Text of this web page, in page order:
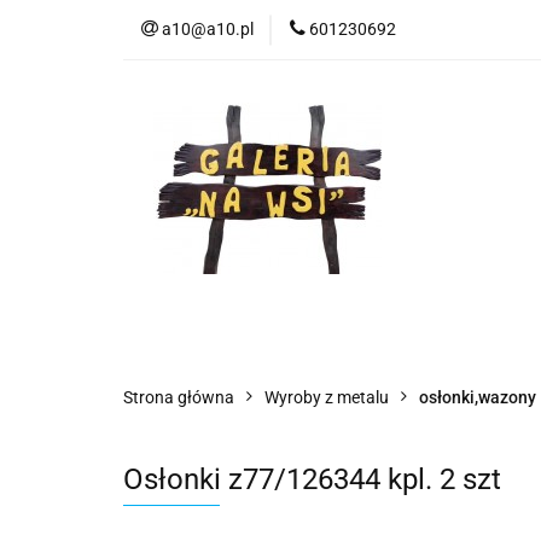
a10@a10.pl 601230692
Strona główna Wyroby z metalu osłonki,wazony
Osłonki z77/126344 kpl. 2 szt